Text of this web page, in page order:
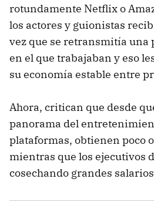
rotundamente Netflix o
los actores y guionistas
vez que se retransmitía una
en el que trabajaban y eso
su economía estable entre
Ahora, critican que desde
panorama del
plataformas, obtienen poco
mientras que los ejecutivos
cosechando grandes